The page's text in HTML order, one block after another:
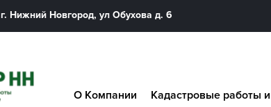
г. Нижний Новгород, ул Обухова д. 6
О Компании Кадастровые работы и